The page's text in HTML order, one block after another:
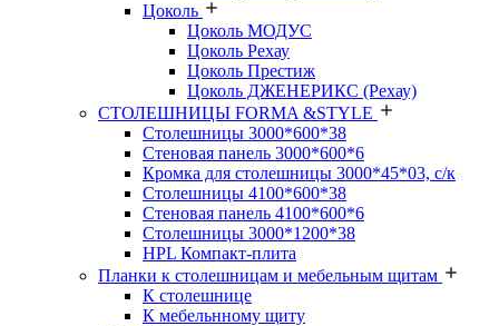
Цоколь
Цоколь МОДУС
Цоколь Рехау
Цоколь Престиж
Цоколь ДЖЕНЕРИКС (Рехау)
СТОЛЕШНИЦЫ FORMA &STYLE
Столешницы 3000*600*38
Стеновая панель 3000*600*6
Кромка для столешницы 3000*45*03, с/к
Столешницы 4100*600*38
Стеновая панель 4100*600*6
Столешницы 3000*1200*38
HPL Компакт-плита
Планки к столешницам и мебельным щитам
К столешнице
К мебельнному щиту